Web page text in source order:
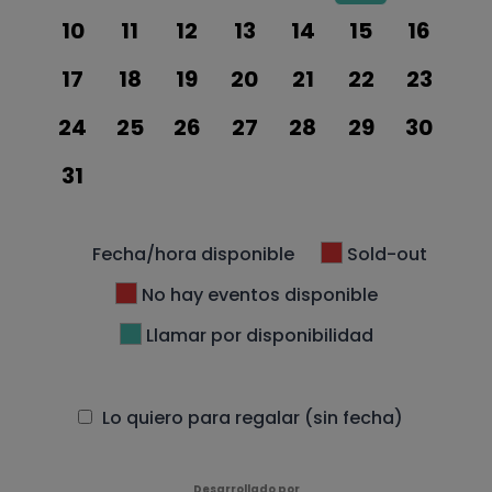
10
11 12 13 14 15
16
17
18 19 20 21 22
23
24
25 26 27 28 29
30
31
Fecha/hora disponible
Sold-out
No hay eventos disponible
Llamar por disponibilidad
Lo quiero para regalar (sin fecha)